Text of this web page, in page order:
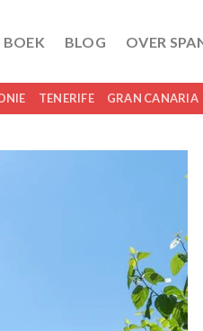
BOEK BLOG OVER
TENERIFE GRAN CANARIA